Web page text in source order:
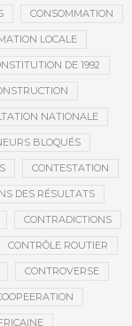
CONSOMMATION
LOCALE
DE 1992
NATIONALE
BLOQUÉS
CONTESTATION
DES RÉSULTATS
CONTRADICTIONS
CONTRÔLE ROUTIER
CONTROVERSE